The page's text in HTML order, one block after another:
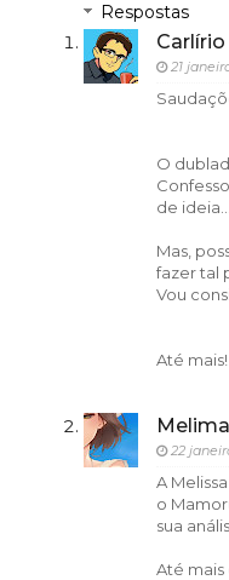
Respostas
21
O
de ideia...
Mas,
fazer tal
Vou
Até mais!
Melima
22
A
o
sua
Até mais